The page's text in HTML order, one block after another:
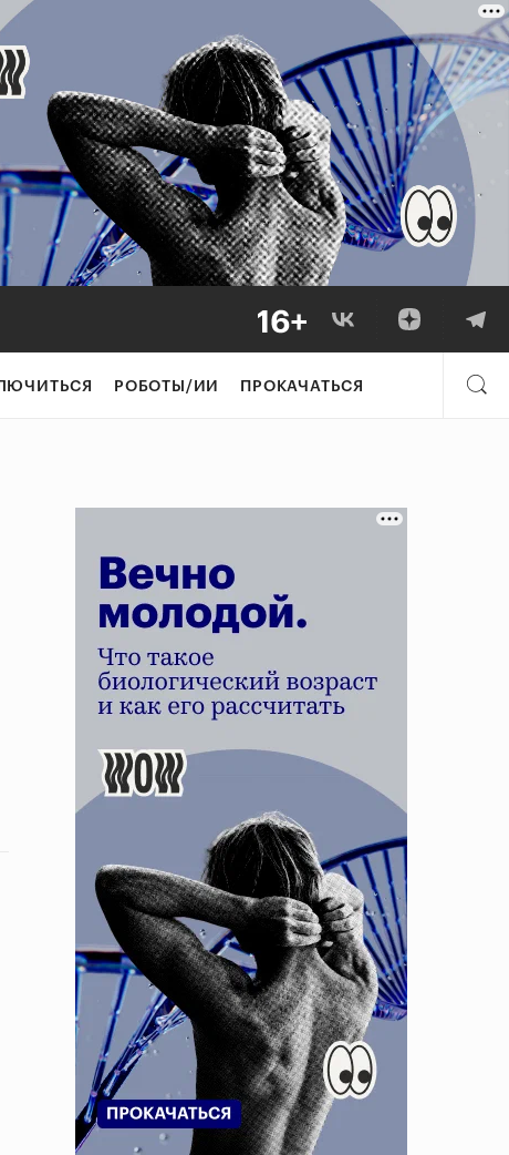
РОБОТЫ/ИИ ПРОКАЧАТЬСЯ